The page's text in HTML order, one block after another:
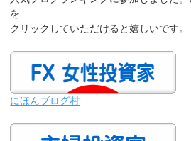
を
クリックしていただけると嬉しいです。
にほんブログ村